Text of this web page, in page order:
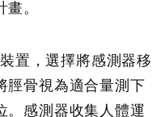
。
置，選擇將感測器移
脛骨視為適合量測下
。感測器收集人體運